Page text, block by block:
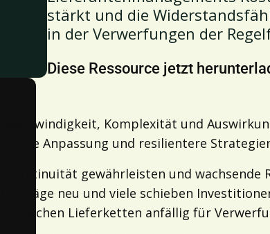
stärkt und die
in der Verwerfungen der
Diese Ressource jetzt
Komplexität und
Anpassung und resilientere
gewährleisten und wachsende
neu und viele schieben
machen Lieferketten anfällig für